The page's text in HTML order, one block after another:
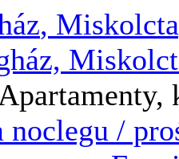
,
noclegu /